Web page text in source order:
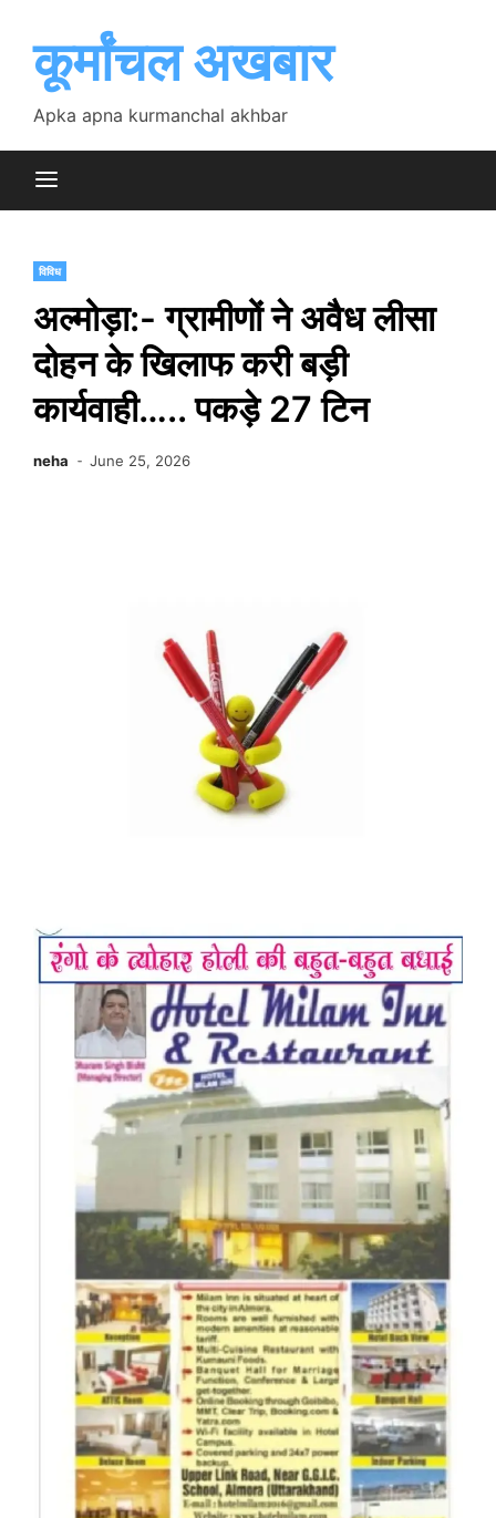
contentकूर्मांचल अखबार
Apka apna kurmanchal akhbar
विविध
अल्मोड़ा:- ग्रामीणों ने अवैध लीसा
दोहन के खिलाफ करी बड़ी
कार्यवाही….. पकड़े 27 टिन
neha June 25, 2026